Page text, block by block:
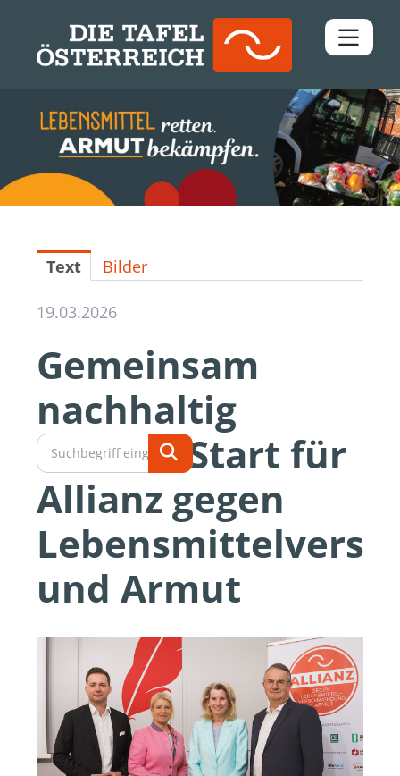
Downloads
Kontakt
Text Bilder
19.03.2026
Gemeinsam
nachhaltig
wirken: Start für
Allianz gegen
und Armut